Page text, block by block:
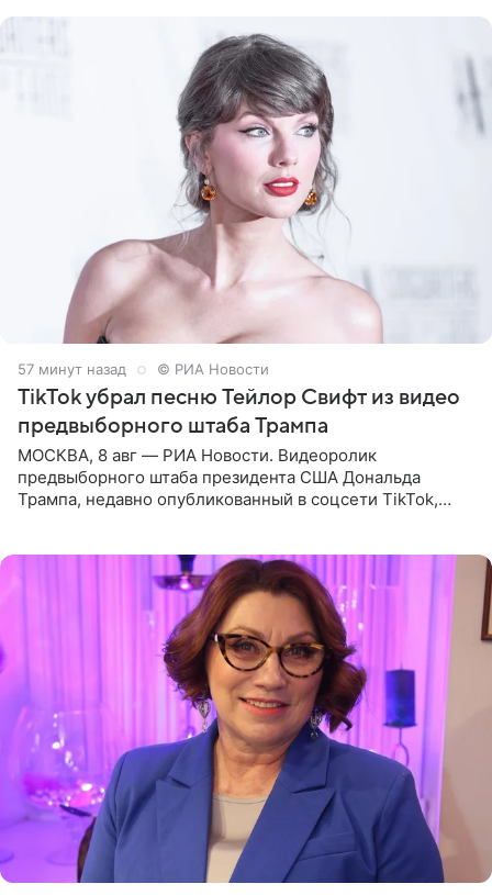
57 минут назад © РИА Новости
TikTok убрал песню Тейлор Свифт из видео
предвыборного штаба Трампа
МОСКВА, 8 авг — РИА Новости. Видеоролик
предвыборного штаба президента США Дональда
Трампа, недавно опубликованный в соцсети TikTok,